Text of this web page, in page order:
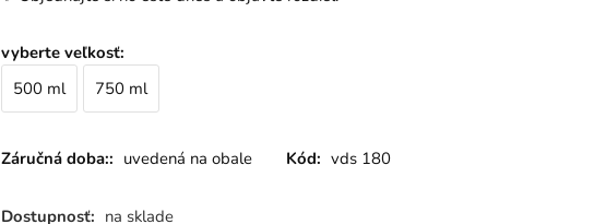
vyberte veľkosť:
500 ml
750 ml
Záručná doba:: uvedená na obale Kód: vds 180
Dostupnosť: na sklade